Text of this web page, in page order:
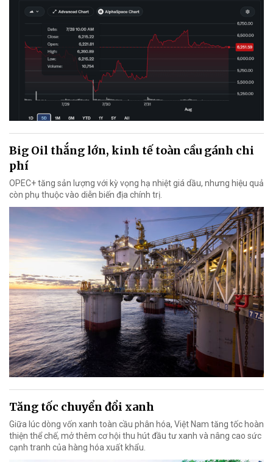
Big Oil thắng lớn, kinh tế toàn cầu gánh chi
phí
OPEC+ tăng sản lượng với kỳ vọng hạ nhiệt giá dầu, nhưng hiệu quả
còn phụ thuộc vào diễn biến địa chính trị.
Tăng tốc chuyển đổi xanh
Giữa lúc dòng vốn xanh toàn cầu phân hóa, Việt Nam tăng tốc hoàn
thiện thể chế, mở thêm cơ hội thu hút đầu tư xanh và nâng cao sức
cạnh tranh của hàng hóa xuất khẩu.